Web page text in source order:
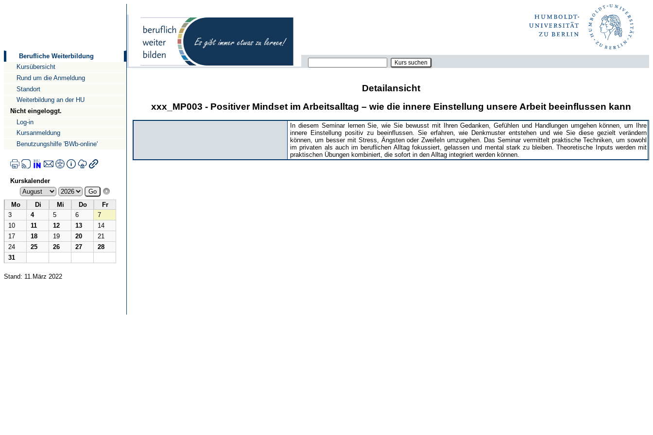
Berufliche Weiterbildung
Kursübersicht
Rund um die Anmeldung
Standort
Weiterbildung an der HU
Nicht eingeloggt.
Log-in
Kursanmeldung
Benutzungshilfe 'BWb-online'
Kurskalender
Mo Di Mi Do
Fr
3
4 5 6
7
10
11 12 13
14
17
18 19 20
21
24
25 26 27
28
31
Stand: 11.März 2022
Detailansicht
xxx_MP003 - Positiver Mindset im Arbeitsalltag – wie die innere Einstellung unsere Arbeit beeinflussen kann
In diesem Seminar lernen Sie, wie Sie bewusst mit Ihren Gedanken, Gefühlen und Handlungen umgehen können, um Ihre
innere Einstellung positiv zu beeinflussen. Sie erfahren, wie Denkmuster entstehen und wie Sie diese gezielt verändern
können, um besser mit Stress, Ängsten oder Zweifeln umzugehen. Das Seminar vermittelt praktische Techniken, um sowohl
im privaten als auch im beruflichen Alltag fokussiert, gelassen und mental stark zu bleiben. Theoretische Inputs werden mit
praktischen Übungen kombiniert, die sofort in den Alltag integriert werden können.